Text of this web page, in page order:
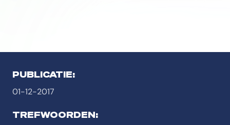
PUBLICATIE:
01-12-2017
TREFWOORDEN: